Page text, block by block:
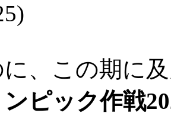
、この期に
ピック作戦